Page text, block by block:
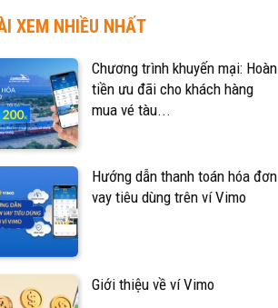
XEM NHIỀU NHẤT
Chương trình khuyến mại: Hoàn
tiền ưu đãi cho khách hàng
mua vé tàu...
Hướng dẫn thanh toán hóa đơn
vay tiêu dùng trên ví Vimo
Giới thiệu về ví Vimo